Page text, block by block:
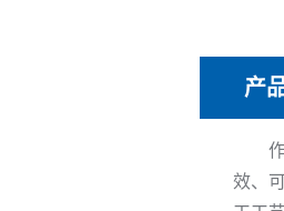
产
作为
效、